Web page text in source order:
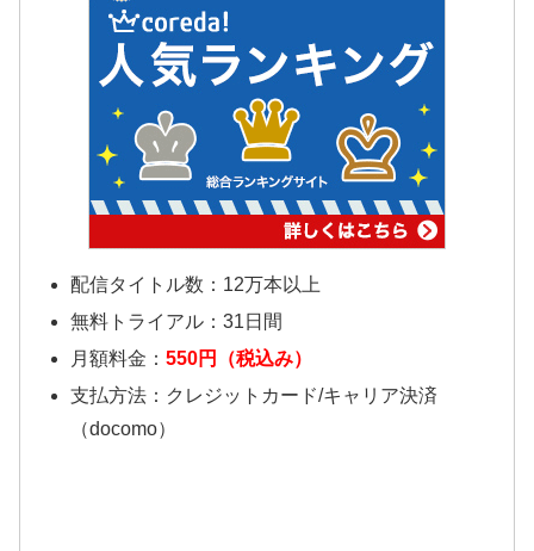
配信タイトル数：12万本以上
無料トライアル：31日間
月額料金： 550円（税込み）
支払方法：クレジットカード/キャリア決済
（docomo）